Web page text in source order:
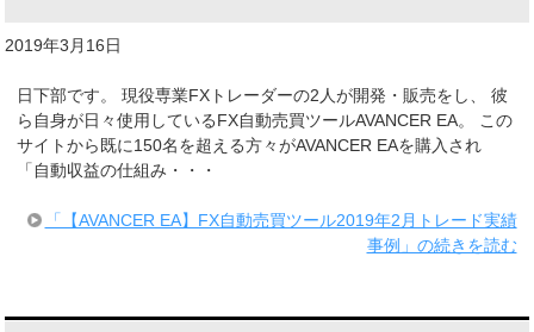
2019年3月16日
日下部です。 現役専業FXトレーダーの2人が開発・販売をし、 彼
ら自身が日々使用しているFX自動売買ツールAVANCER EA。 この
サイトから既に150名を超える方々がAVANCER EAを購入され
「自動収益の仕組み・・・
「【AVANCER EA】FX自動売買ツール2019年2月トレード実績
事例」の続きを読む